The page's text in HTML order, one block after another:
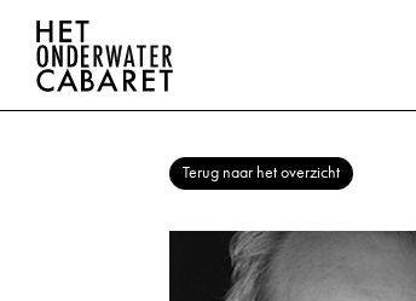
Terug naar het overzicht